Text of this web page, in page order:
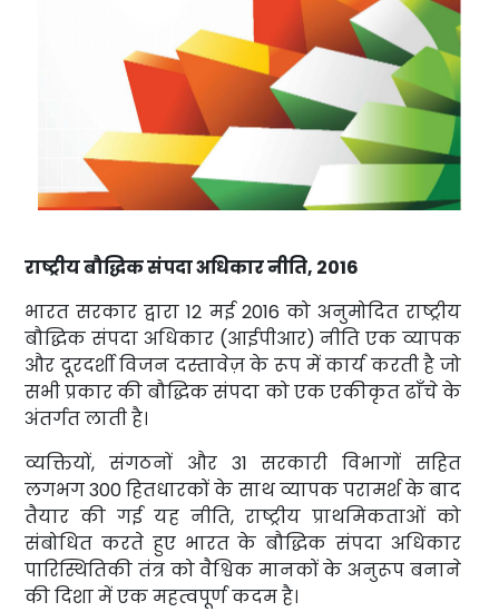
राष्ट्रीय बौद्धिक संपदा अधिकार नीति, 2016
भारत सरकार द्वारा 12 मई 2016 को अनुमोदित राष्ट्रीय
बौद्धिक संपदा अधिकार (आईपीआर) नीति एक व्यापक
और दूरदर्शी विजन दस्तावेज़ के रूप में कार्य करती है जो
सभी प्रकार की बौद्धिक संपदा को एक एकीकृत ढाँचे के
अंतर्गत लाती है।
व्यक्तियों, संगठनों और 31 सरकारी विभागों सहित
लगभग 300 हितधारकों के साथ व्यापक परामर्श के बाद
तैयार की गई यह नीति, राष्ट्रीय प्राथमिकताओं को
संबोधित करते हुए भारत के बौद्धिक संपदा अधिकार
पारिस्थितिकी तंत्र को वैश्विक मानकों के अनुरूप बनाने
की दिशा में एक महत्वपूर्ण कदम है।